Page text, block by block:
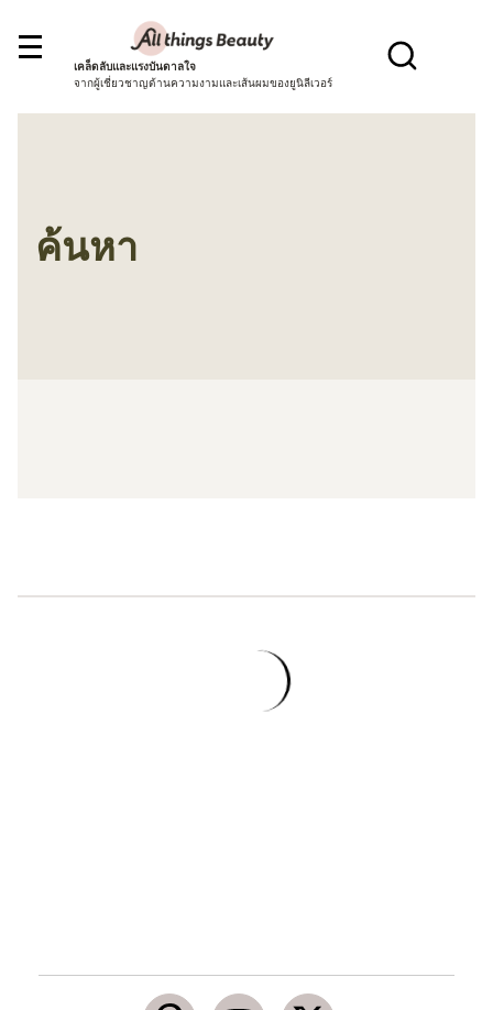
เคล็ดลับและแรงบันดาลใจ
จากผู้เชี่ยวชาญด้านความงามและเส้นผมของยูนิลีเวอร์
ค้นหา